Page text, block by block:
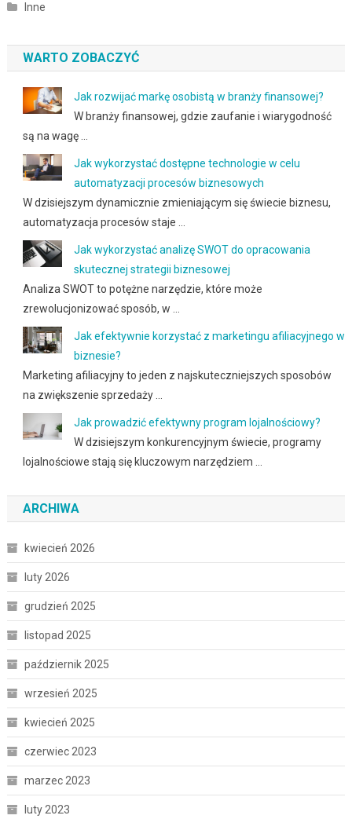
Inne
WARTO ZOBACZYĆ
Jak rozwijać markę osobistą w branży finansowej?
W branży finansowej, gdzie zaufanie i wiarygodność
są na wagę …
Jak wykorzystać dostępne technologie w celu
automatyzacji procesów biznesowych
W dzisiejszym dynamicznie zmieniającym się świecie biznesu,
automatyzacja procesów staje …
Jak wykorzystać analizę SWOT do opracowania
skutecznej strategii biznesowej
Analiza SWOT to potężne narzędzie, które może
zrewolucjonizować sposób, w …
Jak efektywnie korzystać z marketingu afiliacyjnego w
biznesie?
Marketing afiliacyjny to jeden z najskuteczniejszych sposobów
na zwiększenie sprzedaży …
Jak prowadzić efektywny program lojalnościowy?
W dzisiejszym konkurencyjnym świecie, programy
lojalnościowe stają się kluczowym narzędziem …
ARCHIWA
kwiecień 2026
luty 2026
grudzień 2025
listopad 2025
październik 2025
wrzesień 2025
kwiecień 2025
czerwiec 2023
marzec 2023
luty 2023